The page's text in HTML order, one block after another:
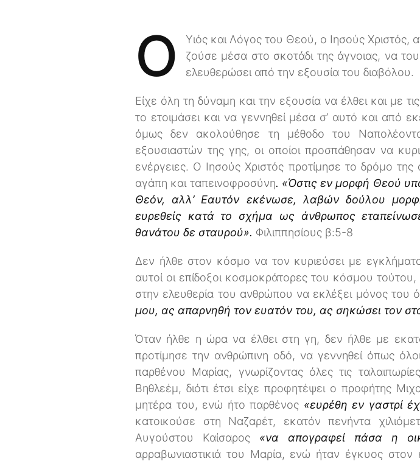
Ο
Υιός και Λόγος του Θεού, ο Ιησούς Χριστός,
ζούσε μέσα στο σκοτάδι της άγνοιας, να
ελευθερώσει από την εξουσία του διαβόλου.
Είχε όλη τη δύναμη και την εξουσία να έλθει και με
το ετοιμάσει και να γεννηθεί μέσα σ’ αυτό και από
όμως δεν ακολούθησε τη μέθοδο του
εξουσιαστών της γης, οι οποίοι προσπάθησαν να
ενέργειες. Ο Ιησούς Χριστός προτίμησε το δρόμο
αγάπη και ταπεινοφροσύνη. «Όστις εν μορφή Θεού
Θεόν, αλλ’ Εαυτόν εκένωσε, λαβών δούλου
ευρεθείς κατά το σχήμα ως άνθρωπος
θανάτου δε σταυρού». Φιλιππησίους β:5-8
Δεν ήλθε στον κόσμο να τον κυριεύσει με
αυτοί οι επίδοξοι κοσμοκράτορες του κόσμου
στην ελευθερία του ανθρώπου να εκλέξει μόνος του
μου, ας απαρνηθή τον ευατόν του, ας σηκώσει τον
Όταν ήλθε η ώρα να έλθει στη γη, δεν ήλθε με
προτίμησε την ανθρώπινη οδό, να γεννηθεί όπως
παρθένου Μαρίας, γνωρίζοντας όλες τις
Βηθλεέμ, διότι έτσι είχε προφητέψει ο προφήτης
μητέρα του, ενώ ήτο παρθένος «ευρέθη εν γαστρί
κατοικούσε στη Ναζαρέτ, εκατόν πενήντα
Αυγούστου Καίσαρος «να απογραφεί πάσα η
αρραβωνιαστικιά του Μαρία, ενώ ήταν έγκυος στον